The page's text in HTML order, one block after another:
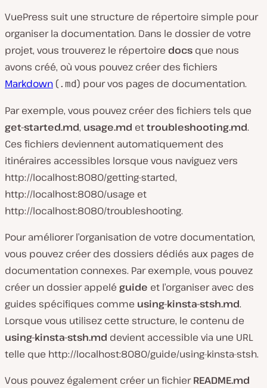
VuePress suit une structure de répertoire simple pour
organiser la documentation. Dans le dossier de votre
projet, vous trouverez le répertoire docs que nous
avons créé, où vous pouvez créer des fichiers
Markdown (.md) pour vos pages de documentation.
Par exemple, vous pouvez créer des fichiers tels que
get-started.md, usage.md ettroubleshooting.md.
Ces fichiers deviennent automatiquement des
itinéraires accessibles lorsque vous naviguez vers
http://localhost:8080/getting-started,
http://localhost:8080/usage et
http://localhost:8080/troubleshooting.
Pour améliorer l’organisation de votre documentation,
vous pouvez créer des dossiers dédiés aux pages de
documentation connexes. Par exemple, vous pouvez
créer un dossier appelé guide et l’organiser avec des
guides spécifiques comme using-kinsta-stsh.md.
Lorsque vous utilisez cette structure, le contenu de
using-kinsta-stsh.md devient accessible via une URL
telle que http://localhost:8080/guide/using-kinsta-stsh.
Vous pouvez également créer un fichierREADME.md